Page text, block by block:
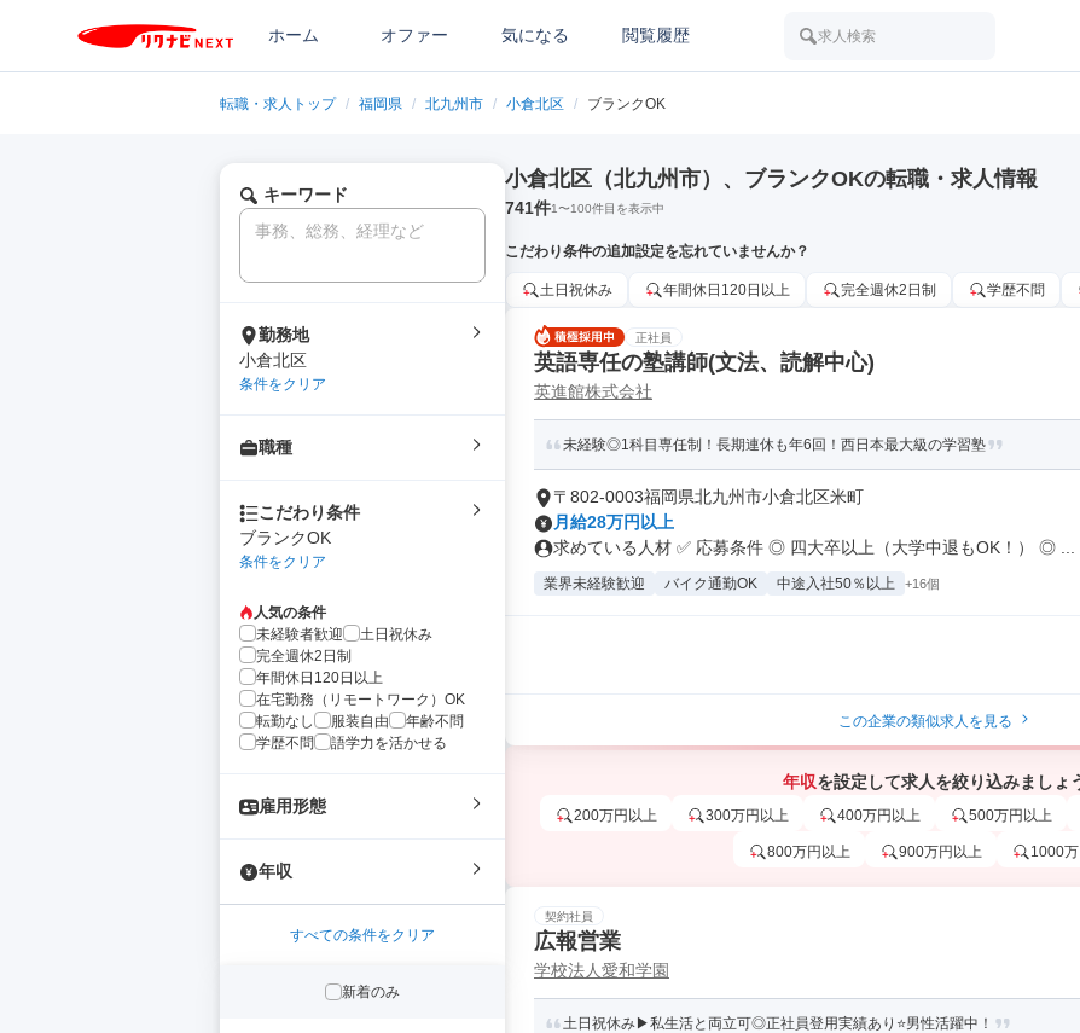
ホーム オファー 気になる 閲覧履歴 求人検索
転職・求人トップ / 福岡県 / 北九州市 / 小倉北区 / ブランクOK
キーワード
勤務地
小倉北区
条件をクリア
職種
こだわり条件
ブランクOK
条件をクリア
人気の条件
未経験者歓迎
土日祝休み
完全週休2日制
年間休日120日以上
在宅勤務（リモートワーク）OK
転勤なし
服装自由
年齢不問
学歴不問
語学力を活かせる
雇用形態
年収
すべての条件をクリア
新着のみ
小倉北区（北九州市）、ブランクOKの転職・求人情報
741件1〜100件目を表示中
こだわり条件の追加設定を忘れていませんか？
土日祝休み 年間休日120日以上 完全週休2日制 学歴不問
正社員
英語専任の塾講師(文法、読解中心)
英進館株式会社
未経験◎1科目専任制！長期連休も年6回！西日本最大級の学習塾
〒802-0003福岡県北九州市小倉北区米町
月給28万円以上
求めている人材 ✅ 応募条件 ◎ 四大卒以上（大学中退もOK！） ◎ ...
業界未経験歓迎 バイク通勤OK 中途入社50％以上 +16個
この企業の類似求人を見る
年収を設定して求人を絞り込みましょ
200万円以上 300万円以上 400万円以上 500万円以上
800万円以上 900万円以上 1000
契約社員
広報営業
学校法人愛和学園
土日祝休み▶私生活と両立可◎正社員登用実績あり⭐男性活躍中！